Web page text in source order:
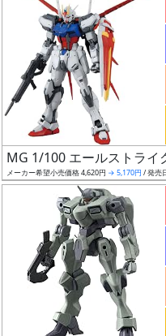
開
始
前
抽
選
MG 1/100 エールストライ
メーカー希望小売価格 4,620円 → 5,170円 / 発売